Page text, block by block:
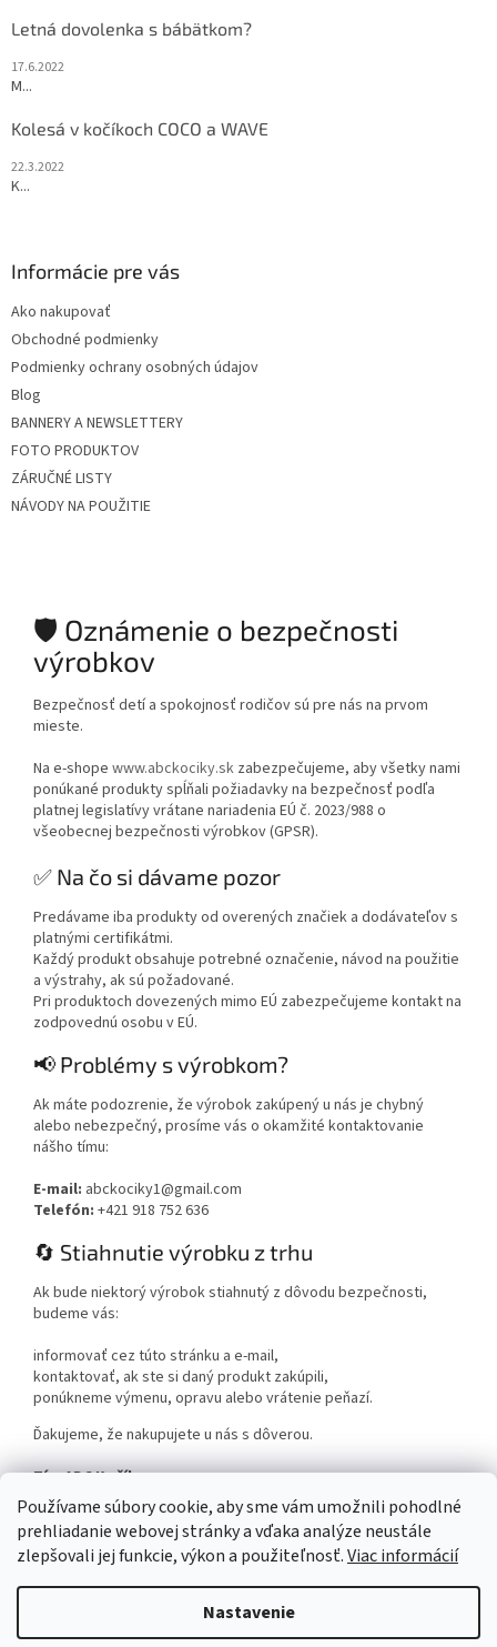
Používame súbory cookie, aby sme vám umožnili pohodlné
prehliadanie webovej stránky a vďaka analýze neustále
zlepšovali jej funkcie, výkon a použiteľnosť.Viac informácií
Nastavenie
Letná dovolenka s bábätkom?
17.6.2022
M...
Kolesá v kočíkoch COCO a WAVE
22.3.2022
K...
Informácie pre vás
Ako nakupovať
Obchodné podmienky
Podmienky ochrany osobných údajov
Blog
BANNERY A NEWSLETTERY
FOTO PRODUKTOV
ZÁRUČNÉ LISTY
NÁVODY NA POUŽITIE
🛡️ Oznámenie o bezpečnosti
výrobkov
Bezpečnosť detí a spokojnosť rodičov sú pre nás na prvom
mieste.
Na e-shope www.abckociky.sk zabezpečujeme, aby všetky nami
ponúkané produkty spĺňali požiadavky na bezpečnosť podľa
platnej legislatívy vrátane nariadenia EÚ č. 2023/988 o
všeobecnej bezpečnosti výrobkov (GPSR).
✅ Na čo si dávame pozor
Predávame iba produkty od overených značiek a dodávateľov s
platnými certifikátmi.
Každý produkt obsahuje potrebné označenie, návod na použitie
a výstrahy, ak sú požadované.
Pri produktoch dovezených mimo EÚ zabezpečujeme kontakt na
zodpovednú osobu v EÚ.
📢 Problémy s výrobkom?
Ak máte podozrenie, že výrobok zakúpený u nás je chybný
alebo nebezpečný, prosíme vás o okamžité kontaktovanie
nášho tímu:
E-mail: abckociky1@gmail.com
Telefón: +421 918 752 636
🔄 Stiahnutie výrobku z trhu
Ak bude niektorý výrobok stiahnutý z dôvodu bezpečnosti,
budeme vás:
informovať cez túto stránku a e-mail,
kontaktovať, ak ste si daný produkt zakúpili,
ponúkneme výmenu, opravu alebo vrátenie peňazí.
Ďakujeme, že nakupujete u nás s dôverou.
Tím ABC Kočíky
www.abckociky.sk
Vytvoril Shoptet